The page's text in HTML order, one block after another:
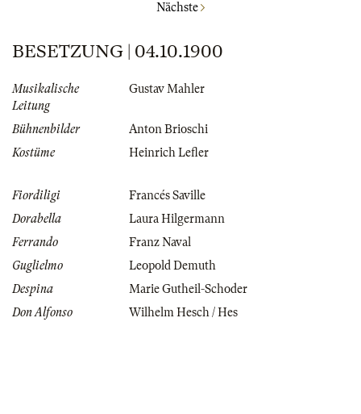
Nächste
BESETZUNG | 04.10.1900
Musikalische
Leitung
Gustav Mahler
Bühnenbilder
Anton Brioschi
Kostüme
Heinrich Lefler
Fiordiligi
Francés Saville
Dorabella
Laura Hilgermann
Ferrando
Franz Naval
Guglielmo
Leopold Demuth
Despina
Marie Gutheil-Schoder
Don Alfonso
Wilhelm Hesch / Hes